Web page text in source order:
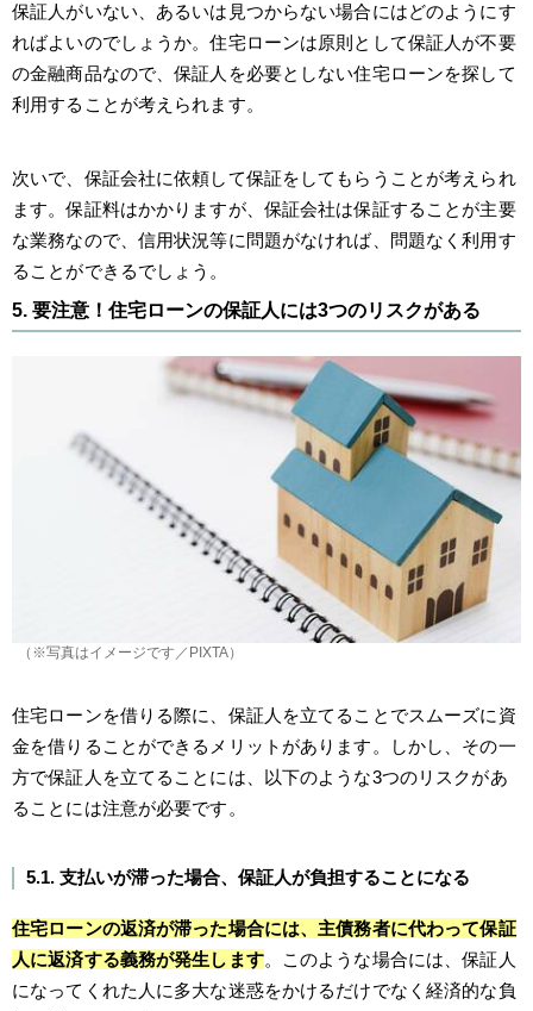
保証人がいない、あるいは見つからない場合にはどのようにす
ればよいのでしょうか。住宅ローンは原則として保証人が不要
の金融商品なので、保証人を必要としない住宅ローンを探して
利用することが考えられます。
次いで、保証会社に依頼して保証をしてもらうことが考えられ
ます。保証料はかかりますが、保証会社は保証することが主要
な業務なので、信用状況等に問題がなければ、問題なく利用す
ることができるでしょう。
5. 要注意！住宅ローンの保証人には3つのリスクがある
（※写真はイメージです／PIXTA）
住宅ローンを借りる際に、保証人を立てることでスムーズに資
金を借りることができるメリットがあります。しかし、その一
方で保証人を立てることには、以下のような3つのリスクがあ
ることには注意が必要です。
5.1. 支払いが滞った場合、保証人が負担することになる
住宅ローンの返済が滞った場合には、主債務者に代わって保証
人に返済する義務が発生します。このような場合には、保証人
になってくれた人に多大な迷惑をかけるだけでなく経済的な負